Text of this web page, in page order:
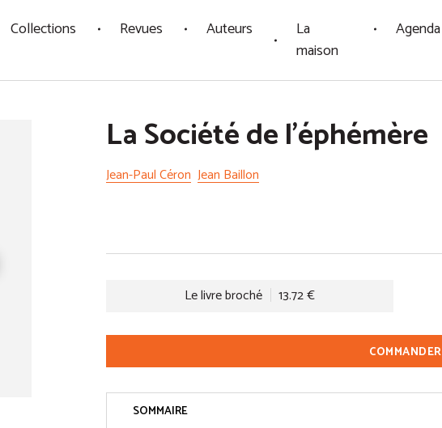
Collections Revues Auteurs
La
maison
Agenda
La Société de l'éphémère
Jean-Paul Céron Jean Baillon
Le livre broché 13.72 €
COMMANDER
SOMMAIRE